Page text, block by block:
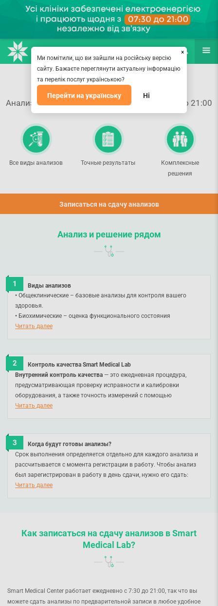
(067) 127-03-03
ПОИСК ЕЩЁ
Smart Medical Lab
Анализы можно сдать каждый день с 07:30 до 21:00
Все виды анализов Точные результаты
Комплексные
решения
Записаться на сдачу анализов
Анализ и решение рядом
Виды анализов
• Общеклинические – базовые анализы для контроля вашего
здоровья.
• Биохимические – оценка функционального состояния
внутренних органов и систем.
• Иммунологические и гормональные – оценка исправности
работы иммунной и эндокринной систем.
• Цитологические – микроскопическое изучение клеток для
диагностики патологий, в частности, воспалительных процессов,
инфекций и новообразований.
• Бактериологические – идентификация инфекционного
материала, позволяющий определить патологические изменения
в тканях.
90% лабораторных исследований выполняется непосредственно в
нашей лаборатории, остальные 10% мы отдаем надежным
партнерам — DILA, CSD, IMD и Синево.
Читать далее
Контроль качества Smart Medical Lab
Внутренний контроль качества — это ежедневная процедура,
предусматривающая проверку исправности и калибровки
оборудования, а также точность измерений с помощью
контрольных образцов. Только после этого в работу принимаются
Внешний контроль качества
независимых программах оценки, подтверждающих соответствие
результатов исследований международным стандартам качества.
Каждый год Smart Medical Lab подтверждает это соответствие на
национальном и международном уровнях. Ознакомиться с
нашими достижениями и сертификатами можно, пролистав
Читать далее
Когда будут готовы анализы?
Срок выполнения определяется отдельно для каждого анализа и
рассчитывается с момента регистрации в работу. Чтобы анализ
был зарегистрирован в работу в день сдачи, нужно его сдать:
• с понедельника по пятницу до 11:00 или до 15:00,
Читать далее
Как записаться на сдачу анализов в Smart
Medical Lab?
Smart Medical Center работает ежедневно с 7:30 до 21:00, так что вы
можете сдать анализы по предварительной записи в любое удобное
×
Ми помітили, що ви зайшли на російську версію
сайту. Бажаєте переглянути актуальну інформацію
та перелік послуг українською?
Перейти на українську Ні